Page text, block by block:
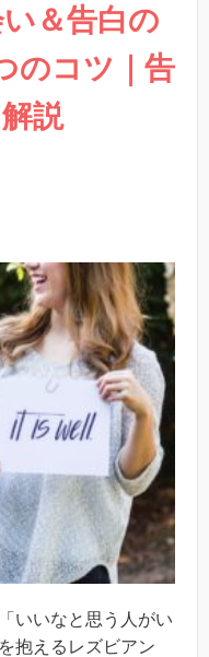
＆告白の
のコツ｜告
説
いいなと思う人がい
抱えるレズビアン